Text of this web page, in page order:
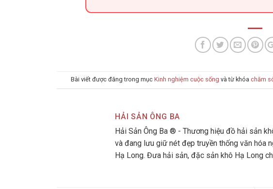
Bài viết được đăng trong mục Kinh nghiệm cuộc sống và từ khóa chăm
HẢI SẢN ÔNG BA
Hải Sản Ông Ba ® - Thương hiệu đồ hải sản
và đang lưu giữ nét đẹp truyền thống văn hóa
Hạ Long. Đưa hải sản, đặc sản khô Hạ Long